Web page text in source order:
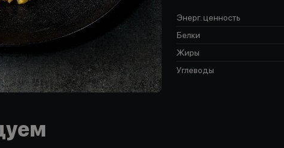
Энерг. ценность
Белки
Жиры
Углеводы